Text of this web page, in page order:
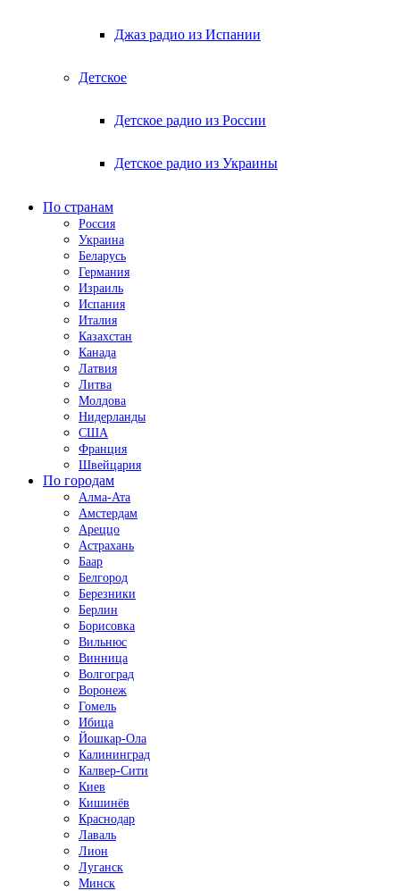
Джаз радио из Испании
Детское
Детское радио из России
Детское радио из Украины
По странам
Россия
Украина
Беларусь
Германия
Израиль
Испания
Италия
Казахстан
Канада
Латвия
Литва
Молдова
Нидерланды
США
Франция
Швейцария
По городам
Алма-Ата
Амстердам
Ареццо
Астрахань
Баар
Белгород
Березники
Берлин
Борисовка
Вильнюс
Винница
Волгоград
Воронеж
Гомель
Ибица
Йошкар-Ола
Калининград
Калвер-Сити
Киев
Кишинёв
Краснодар
Лаваль
Лион
Луганск
Минск